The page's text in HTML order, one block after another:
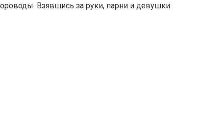
Взявшись за руки, парни и девушки